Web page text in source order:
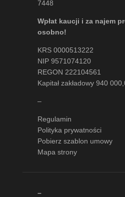
7448
Wpłat kaucji i za najem
osobno!
KRS 0000513222
NIP 9571074120
REGON 222104561
Kapitał zakładowy 940
–
Regulamin
Polityka prywatności
Pobierz szablon umowy
Mapa strony
–